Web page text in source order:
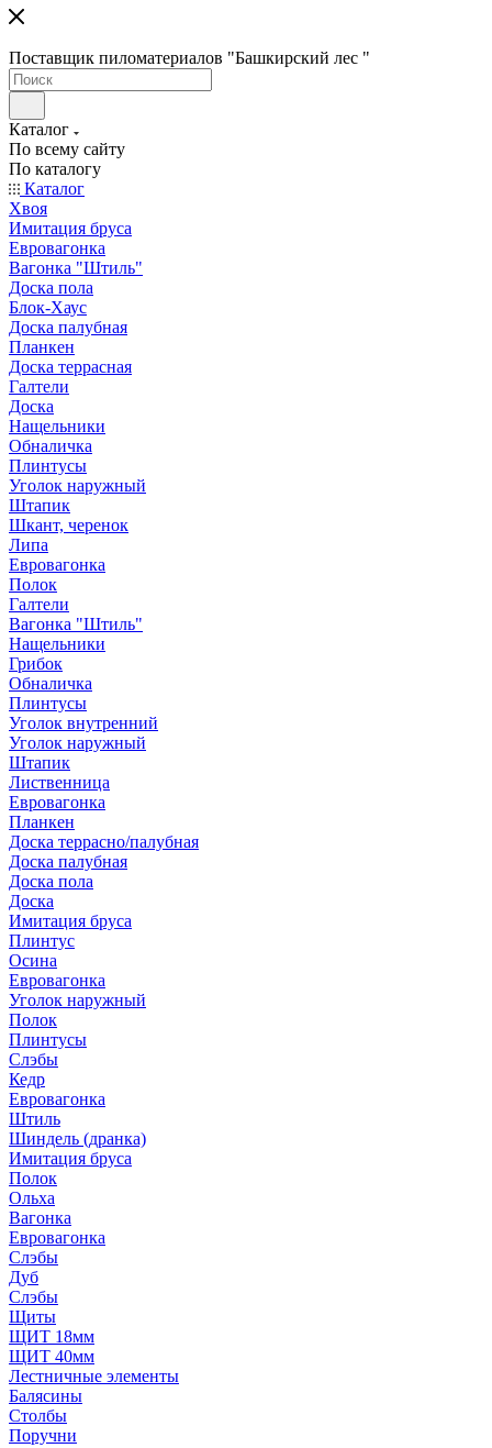
Поставщик пиломатериалов "Башкирский лес "
Каталог
По всему сайту
По каталогу
Каталог
Хвоя
Имитация бруса
Евровагонка
Вагонка "Штиль"
Доска пола
Блок-Хаус
Доска палубная
Планкен
Доска террасная
Галтели
Доска
Нащельники
Обналичка
Плинтусы
Уголок наружный
Штапик
Шкант, черенок
Липа
Евровагонка
Полок
Галтели
Вагонка "Штиль"
Нащельники
Грибок
Обналичка
Плинтусы
Уголок внутренний
Уголок наружный
Штапик
Лиственница
Евровагонка
Планкен
Доска террасно/палубная
Доска палубная
Доска пола
Доска
Имитация бруса
Плинтус
Осина
Евровагонка
Уголок наружный
Полок
Плинтусы
Слэбы
Кедр
Евровагонка
Штиль
Шиндель (дранка)
Имитация бруса
Полок
Ольха
Вагонка
Евровагонка
Слэбы
Дуб
Слэбы
Щиты
ЩИТ 18мм
ЩИТ 40мм
Лестничные элементы
Балясины
Столбы
Поручни